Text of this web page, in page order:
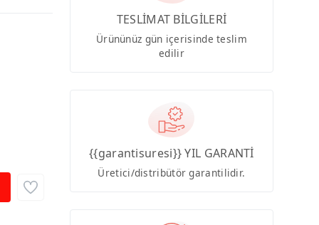
TESLİMAT BİLGİLERİ
Ürününüz gün içerisinde teslim
edilir
{{garantisuresi}} YIL GARANTİ
Üretici/distribütör garantilidir.